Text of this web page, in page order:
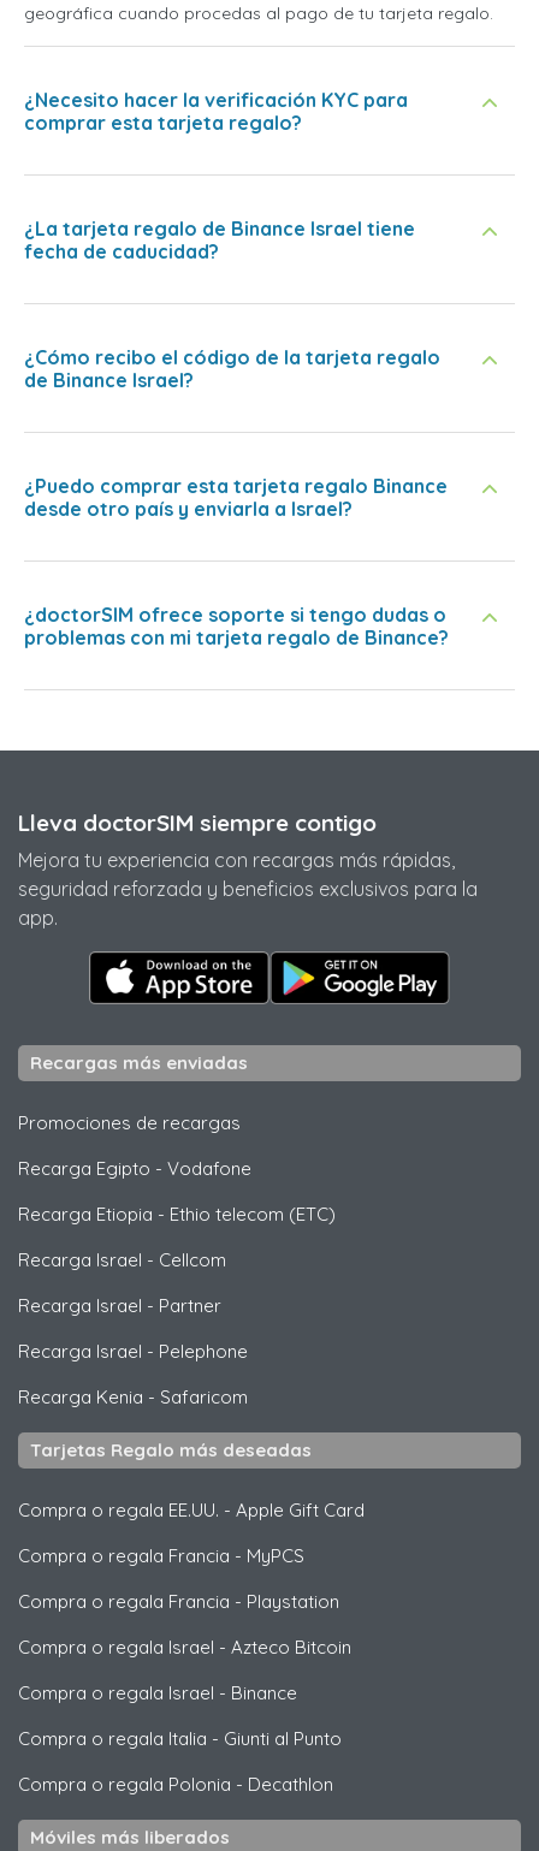
geográfica cuando procedas al pago de tu tarjeta regalo.
¿Necesito hacer la verificación KYC para
comprar esta tarjeta regalo?
¿La tarjeta regalo de Binance Israel tiene
fecha de caducidad?
¿Cómo recibo el código de la tarjeta regalo
de Binance Israel?
¿Puedo comprar esta tarjeta regalo Binance
desde otro país y enviarla a Israel?
¿doctorSIM ofrece soporte si tengo dudas o
problemas con mi tarjeta regalo de Binance?
Lleva doctorSIM siempre contigo
Mejora tu experiencia con recargas más rápidas,
seguridad reforzada y beneficios exclusivos para la
app.
Recargas más enviadas
Promociones de recargas
Recarga Egipto - Vodafone
Recarga Etiopia - Ethio telecom (ETC)
Recarga Israel - Cellcom
Recarga Israel - Partner
Recarga Israel - Pelephone
Recarga Kenia - Safaricom
Tarjetas Regalo más deseadas
Compra o regala EE.UU. - Apple Gift Card
Compra o regala Francia - MyPCS
Compra o regala Francia - Playstation
Compra o regala Israel - Azteco Bitcoin
Compra o regala Israel - Binance
Compra o regala Italia - Giunti al Punto
Compra o regala Polonia - Decathlon
Móviles más liberados